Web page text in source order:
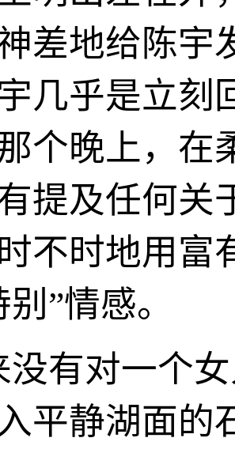
差地给陈宇
几乎是立刻
个晚上，在
提及任何关
不时地用富
”情感。
没有对一个
平静湖面的